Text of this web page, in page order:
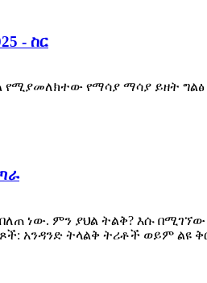
- ስር
የማሳያ ማሳያ ይዘት
ነው. ምን ያህል ትልቅ? እሱ
አንዳንድ ትላልቅ ትሪቶች ወይም ልዩ